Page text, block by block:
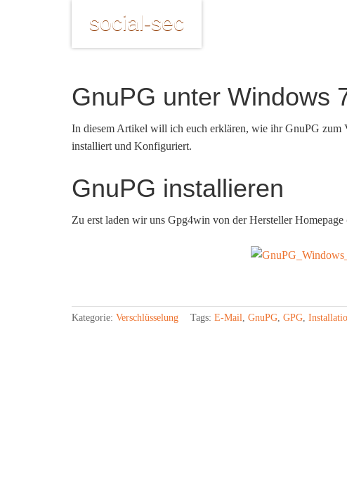
social-sec
GnuPG unter Windows
In diesem Artikel will ich euch erklären, wie ihr GnuPG zum
installiert und Konfiguriert.
GnuPG installieren
Zu erst laden wir uns Gpg4win von der Hersteller Homepage
Kategorie: Verschlüsselung Tags: E-Mail, GnuPG, GPG,